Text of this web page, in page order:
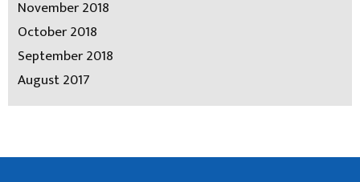
November 2018
October 2018
September 2018
August 2017